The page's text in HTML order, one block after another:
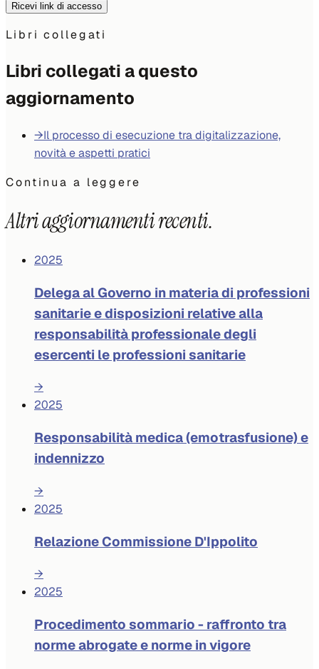
Ricevi link di accesso
Libri collegati
Libri collegati a questo
aggiornamento
→Il processo di esecuzione tra digitalizzazione,
novità e aspetti pratici
Continua a leggere
Altri aggiornamenti recenti.
2025
Delega al Governo in materia di professioni
sanitarie e disposizioni relative alla
responsabilità professionale degli
esercenti le professioni sanitarie
→
2025
Responsabilità medica (emotrasfusione) e
indennizzo
→
2025
Relazione Commissione D'Ippolito
→
2025
Procedimento sommario - raffronto tra
norme abrogate e norme in vigore